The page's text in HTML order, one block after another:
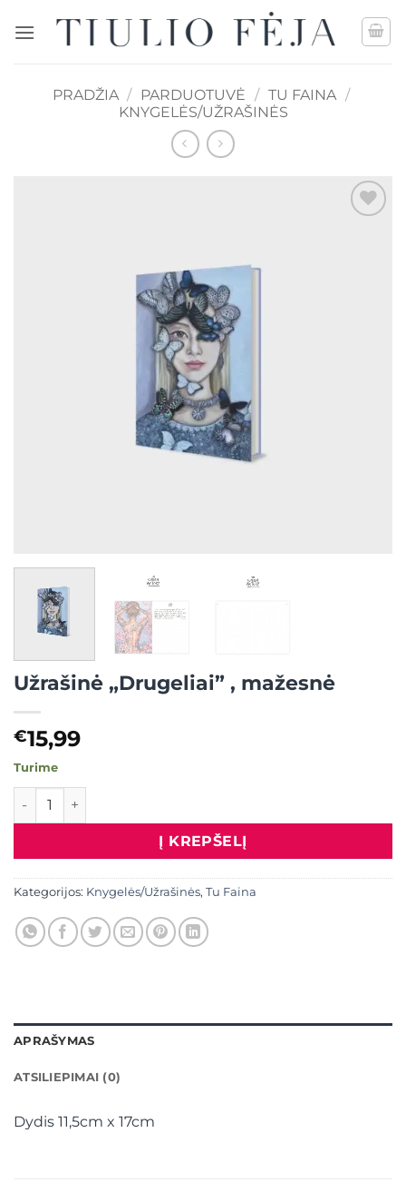
PRADŽIA / PARDUOTUVĖ / TU FAINA /
KNYGELĖS/UŽRAŠINĖS
Užrašinė „Drugeliai” , mažesnė
€15,99
Turime
produkto kiekis: Užrašinė "Drugeliai" , mažesnė
Į KREPŠELĮ
Kategorijos: Knygelės/Užrašinės, Tu Faina
APRAŠYMAS
ATSILIEPIMAI (0)
Dydis 11,5cm x 17cm